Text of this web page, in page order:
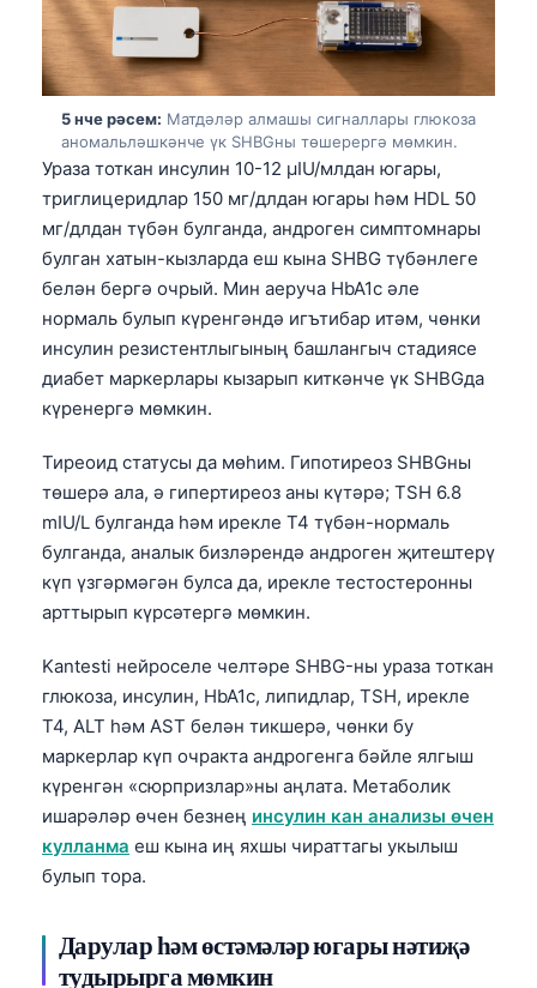
5 нче рәсем: Матдәләр алмашы сигналлары глюкоза
аномальләшкәнче үк SHBGны төшерергә мөмкин.
Ураза тоткан инсулин 10-12 µIU/млдан югары,
триглицеридлар 150 мг/длдан югары һәм HDL 50
мг/длдан түбән булганда, андроген симптомнары
булган хатын-кызларда еш кына SHBG түбәнлеге
белән бергә очрый. Мин аеруча HbA1c әле
нормаль булып күренгәндә игътибар итәм, чөнки
инсулин резистентлыгының башлангыч стадиясе
диабет маркерлары кызарып киткәнче үк SHBGда
күренергә мөмкин.
Тиреоид статусы да мөһим. Гипотиреоз SHBGны
төшерә ала, ә гипертиреоз аны күтәрә; TSH 6.8
mIU/L булганда һәм ирекле T4 түбән-нормаль
булганда, аналык бизләрендә андроген җитештерү
күп үзгәрмәгән булса да, ирекле тестостеронны
арттырып күрсәтергә мөмкин.
Kantesti нейроселе челтәре SHBG-ны ураза тоткан
глюкоза, инсулин, HbA1c, липидлар, TSH, ирекле
T4, ALT һәм AST белән тикшерә, чөнки бу
маркерлар күп очракта андрогенга бәйле ялгыш
күренгән «сюрпризлар»ны аңлата. Метаболик
ишарәләр өчен безнең инсулин кан анализы өчен
кулланма еш кына иң яхшы чираттагы укылыш
булып тора.
Дарулар һәм өстәмәләр югары нәтиҗә
тудырырга мөмкин
Gàidhlig
العربية المغربية
Afrikaans
Монгол
ພາສາລາວ
Basa Jawa
Cebuano
Кыргызча
Беларуская мова
Esperanto
Frysk